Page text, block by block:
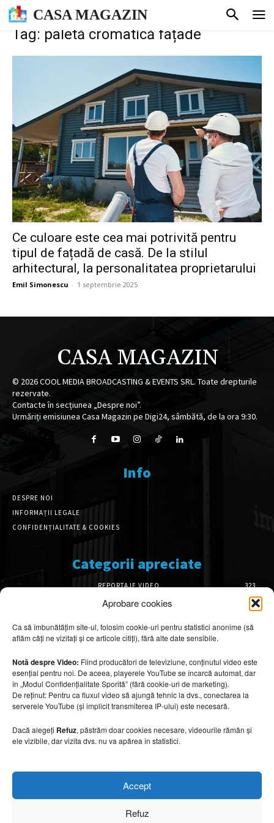
Aprobare cookies
Ca să îmbunătățim site-ul, folosim cookie-uri pentru statistici anonime (să
aflăm câți ne vizitați și ce articole citiți), fără alte date sensibile.
Notă despre Video: Fiind producători de televiziune, conținutul video este
esențial pentru noi. De aceea, playerele YouTube se încarcă automat, dar
în „Modul Confidențialitate Sporită” (fără cookie-uri de marketing).
De reținut: Pentru ca fluxul video să ajungă tehnic la dvs., conectarea la
serverele YouTube (și implicit transmiterea IP-ului) este necesară.
Dacă alegeți Refuz, păstrăm doar cookies necesare, videourile rămân și
ele vizibile, dar vizita dvs. nu va apărea în statistici.
Accept
Refuz
CASA MAGAZIN
Tag: paletă cromatică fațade
Ce culoare este cea mai potrivită pentru
tipul de fațadă de casă. De la stilul
arhitectural, la personalitatea proprietarului
Emil Simonescu - 1 septembrie 2025
CASA MAGAZIN
© 2026COOL MEDIA BROADCASTING & EVENTS SRL. Toate drepturile
rezervate.
Contacte în secțiunea „Despre noi”.
Urmăriți emisiunea Casa Magazin pe Digi24, sâmbătă, de la ora 9:30.
Info
DESPRE NOI
INFORMAȚII LEGALE
CONFIDENȚIALITATE & COOKIES
Categorii apreciate
REPORTAJE VIDEO
323
AMENAJĂRI INTERIOARE
126
DESIGN INTERIOR
64
ARHITECTURĂ & DESIGN
OPINII & ANALIZE
43
Articole recomandate
Cele mai impresionante cabane moderne
7 august 2026
Ouse Valley Viaduct, construcția care
7 august 2026